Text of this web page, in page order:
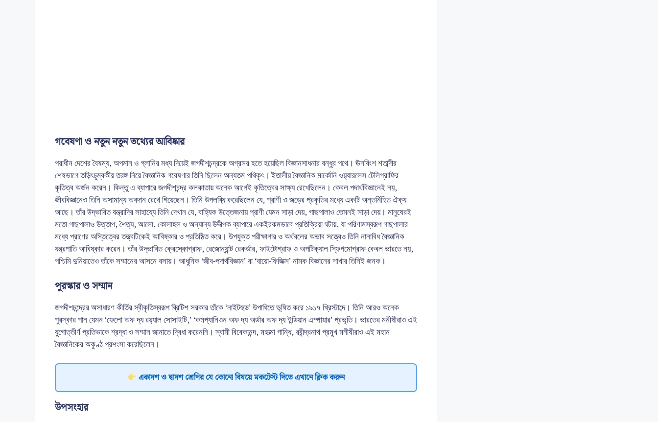
গবেষণা ও নতুন নতুন তথ্যের আবিষ্কার
পরাধীন দেশের বৈষম্য, অপমান ও গ্লানির মধ্য দিয়েই জগদীশচন্দ্রকে অগ্রসর হতে হয়েছিল বিজ্ঞানসাধনার বন্ধুর পথে। ঊনবিংশ শতাব্দীর
শেষভাগে তড়িৎচুম্বকীয় তরঙ্গ নিয়ে বৈজ্ঞানিক গবেষণার তিনি ছিলেন অন্যতম পথিকৃৎ। ইতালীয় বৈজ্ঞানিক মার্কোনি ওয়‍্যারলেস টেলিগ্রাফির
কৃতিত্ব অর্জন করেন। কিন্তু এ ব্যাপারে জগদীশচন্দ্র কলকাতায় অনেক আগেই কৃতিত্বের সাক্ষ্য রেখেছিলেন। কেবল পদার্থবিজ্ঞানেই নয়,
জীববিজ্ঞানেও তিনি অসামান্য অবদান রেখে গিয়েছেন। তিনি উপলব্ধি করেছিলেন যে, প্রাণী ও জড়ের প্রকৃতির মধ্যে একটি অন্তর্নিহিত ঐক্য
আছে। তাঁর উদ্ভাবিত যন্ত্রাদির সাহায্যে তিনি দেখান যে, বাহ্যিক উত্তেজনায় প্রাণী যেমন সাড়া দেয়, গাছপালাও তেমনই সাড়া দেয়। মানুষেরই
মতো গাছপালাও উত্তাপ, শৈত্য, আলো, কোলাহল ও অন্যান্য উদ্দীপক ব্যাপারে একইরকমভাবে প্রতিক্রিয়া ঘটায়, যা পরিণামস্বরূপ গাছপালার
মধ্যে প্রাণের অস্তিত্বের তত্ত্বটিকেই আবিষ্কার ও প্রতিষ্ঠিত করে। উপযুক্ত পরীক্ষাগার ও অর্থবলের অভাব সত্ত্বেও তিনি নানাবিধ বৈজ্ঞানিক
যন্ত্রপাতি আবিষ্কার করেন। তাঁর উদ্ভাবিত ক্রেস্কোগ্রাফ, রেজোন্যান্ট রেকর্ডার, ফাইটোগ্রাফ ও অপটিক্যাল স্ফিগমোগ্রাফ কেবল ভারতে নয়,
পশ্চিমি দুনিয়াতেও তাঁকে সম্মানের আসনে বসায়। আধুনিক ‘জীব-পদার্থবিজ্ঞান’ বা ‘বায়ো-ফিজিক্স’ নামক বিজ্ঞানের শাখার তিনিই জনক।
পুরস্কার ও সম্মান
জগদীশচন্দ্রের অসাধারণ কীর্তির স্বীকৃতিস্বরূপ ব্রিটিশ সরকার তাঁকে ‘নাইটহুড’ উপাধিতে ভূষিত করে ১৯১৭ খ্রিস্টাব্দে। তিনি আরও অনেক
পুরস্কার পান যেমন ‘ফেলো অফ দ্য রয়‍্যাল সোসাইটি,’ ‘কমপ্যানিওন অফ দ্য অর্ডার অফ দ্য ইন্ডিয়ান এম্পায়ার’ প্রভৃতি। ভারতের মনীষীরাও এই
যুগোত্তীর্ণ প্রতিভাকে শ্রদ্ধা ও সম্মান জানাতে দ্বিধা করেননি। স্বামী বিবেকানন্দ, মহাত্মা গান্ধি, রবীন্দ্রনাথ প্রমুখ মনীষীরাও এই মহান
বৈজ্ঞানিকের অকুণ্ঠ প্রশংসা করেছিলেন।
একাদশ ও দ্বাদশ শ্রেণির যে কোনো বিষয়ে মকটেস্ট দিতে এখানে ক্লিক করুন
উপসংহার